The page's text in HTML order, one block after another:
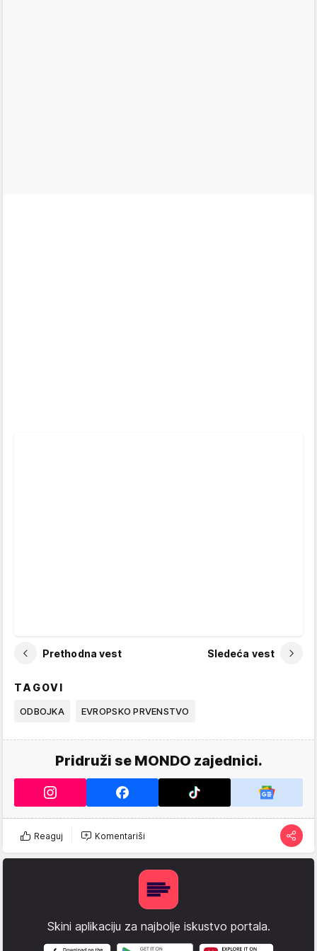
Prethodna vest Sledeća vest
TAGOVI
ODBOJKA EVROPSKO PRVENSTVO
Pridruži se MONDO zajednici.
Reaguj Komentariši
Skini aplikaciju za najbolje iskustvo portala.